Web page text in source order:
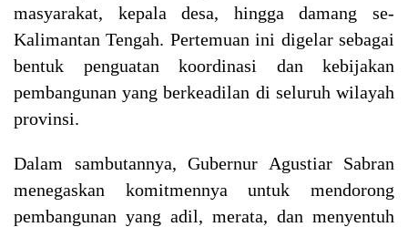
masyarakat, kepala desa, hingga damang se-
Kalimantan Tengah. Pertemuan ini digelar sebagai
bentuk penguatan koordinasi dan kebijakan
pembangunan yang berkeadilan di seluruh wilayah
provinsi.
Dalam sambutannya, Gubernur Agustiar Sabran
menegaskan komitmennya untuk mendorong
pembangunan yang adil, merata, dan menyentuh